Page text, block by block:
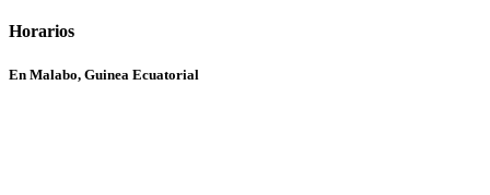
Horarios
En Malabo, Guinea Ecuatorial